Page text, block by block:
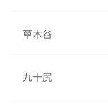
草木谷
九十尻